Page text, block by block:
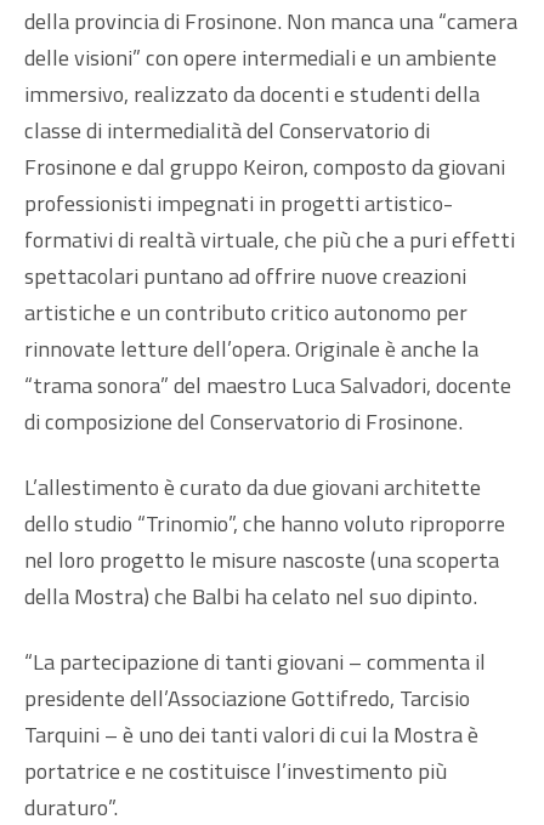
della provincia di Frosinone. Non manca una “camera
delle visioni” con opere intermediali e un ambiente
immersivo, realizzato da docenti e studenti della
classe di intermedialità del Conservatorio di
Frosinone e dal gruppo Keiron, composto da giovani
professionisti impegnati in progetti artistico-
formativi di realtà virtuale, che più che a puri effetti
spettacolari puntano ad offrire nuove creazioni
artistiche e un contributo critico autonomo per
rinnovate letture dell’opera. Originale è anche la
“trama sonora” del maestro Luca Salvadori, docente
di composizione del Conservatorio di Frosinone.
L’allestimento è curato da due giovani architette
dello studio “Trinomio”, che hanno voluto riproporre
nel loro progetto le misure nascoste (una scoperta
della Mostra) che Balbi ha celato nel suo dipinto.
“La partecipazione di tanti giovani – commenta il
presidente dell’Associazione Gottifredo, Tarcisio
Tarquini – è uno dei tanti valori di cui la Mostra è
portatrice e ne costituisce l’investimento più
duraturo”.